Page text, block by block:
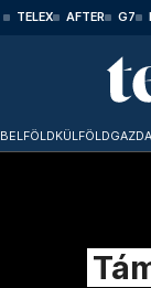
TELEX AFTER G7
BELFÖLDKÜLFÖLD